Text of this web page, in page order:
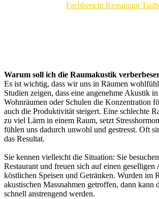
Fachbericht Restaurant
Warum soll ich die Raumakustik
Es ist wichtig, dass wir uns in Räumen
Studien zeigen, dass eine angenehme Akustik
Wohnräumen oder Schulen die Konzentration
auch die Produktivität steigert. Eine schlechte
zu viel Lärm in einem Raum, setzt
fühlen uns dadurch unwohl und gestresst. Oft
das Resultat.
Sie kennen vielleicht die Situation: Sie
Restaurant und freuen sich auf einen geselligen
köstlichen Speisen und Getränken. Wurden im
akustischen Massnahmen getroffen, dann kann
schnell anstrengend werden.